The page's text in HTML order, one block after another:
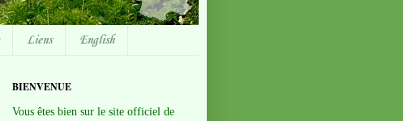
Liens English
BIENVENUE
Vous êtes bien sur le site officiel de